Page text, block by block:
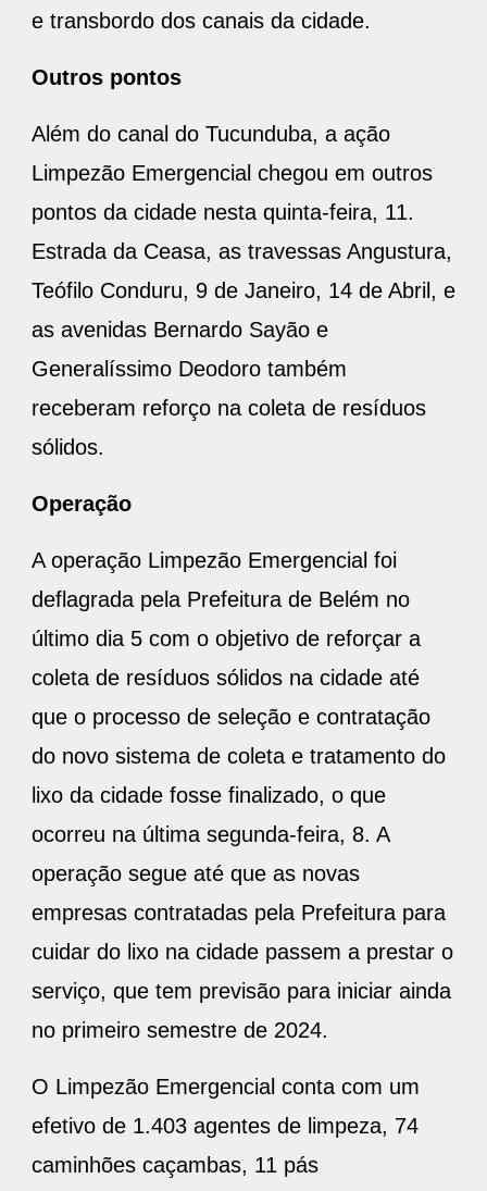
e transbordo dos canais da cidade.
Outros pontos
Além do canal do Tucunduba, a ação
Limpezão Emergencial chegou em outros
pontos da cidade nesta quinta-feira, 11.
Estrada da Ceasa, as travessas Angustura,
Teófilo Conduru, 9 de Janeiro, 14 de Abril, e
as avenidas Bernardo Sayão e
Generalíssimo Deodoro também
receberam reforço na coleta de resíduos
sólidos.
Operação
A operação Limpezão Emergencial foi
deflagrada pela Prefeitura de Belém no
último dia 5 com o objetivo de reforçar a
coleta de resíduos sólidos na cidade até
que o processo de seleção e contratação
do novo sistema de coleta e tratamento do
lixo da cidade fosse finalizado, o que
ocorreu na última segunda-feira, 8. A
operação segue até que as novas
empresas contratadas pela Prefeitura para
cuidar do lixo na cidade passem a prestar o
serviço, que tem previsão para iniciar ainda
no primeiro semestre de 2024.
O Limpezão Emergencial conta com um
efetivo de 1.403 agentes de limpeza, 74
caminhões caçambas, 11 pás